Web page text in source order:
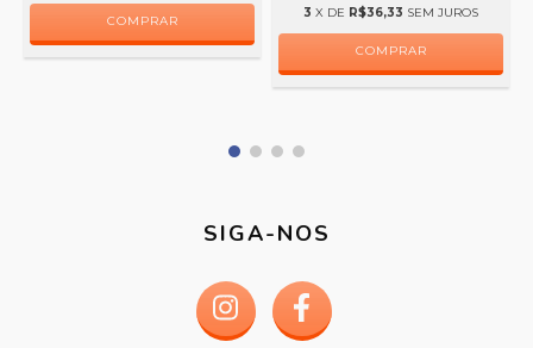
3 X DE R$36,33 SEM JUROS
COMPRAR
SIGA-NOS